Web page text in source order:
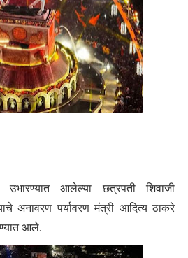
उभारण्यात आलेल्या छत्रपती शिवाजी
अनावरण पर्यावरण मंत्री आदित्य ठाकरे
आले.